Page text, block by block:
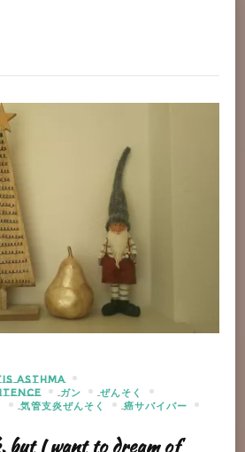
ASTHMA
ガン
ぜんそく
気管支炎ぜんそく
癌サバイバー
but I want to dream of